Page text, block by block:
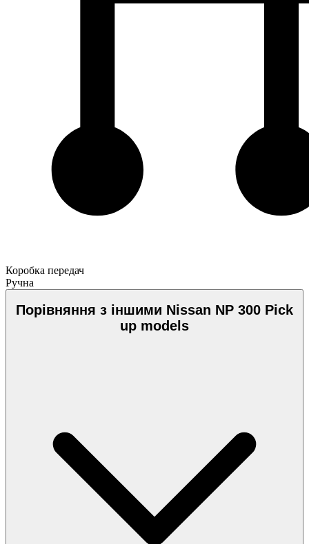
Коробка передач
Ручна
Порівняння з іншими Nissan NP 300 Pick
up models